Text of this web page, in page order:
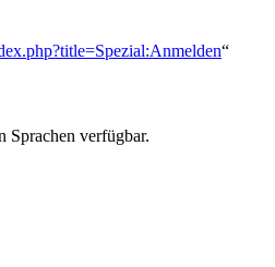
“
Sprachen verfügbar.